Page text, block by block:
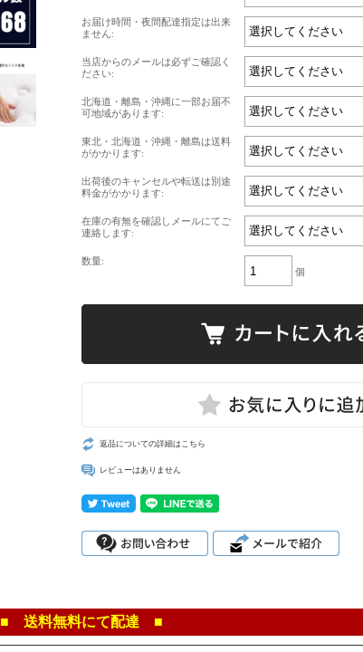
お届け時間・夜間配達指定は出来
ません:
当店からのメールは必ずご確認く
ださい:
北海道・離島・沖縄に一部お届不
可地域があります:
東北・北海道・沖縄・離島は送料
がかかります:
出荷後のキャンセルや転送は別途
料金がかかります:
在庫の有無を確認しメールにてご
連絡します:
数量:
個
返品についての詳細はこちら
レビューはありません
■ 送料無料にて配達 ■